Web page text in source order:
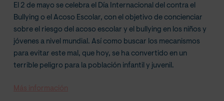
El 2 de mayo se celebra el Día Internacional del contra el
Bullying o el Acoso Escolar, con el objetivo de concienciar
sobre el riesgo del acoso escolar y el bullying en los niños y
jóvenes a nivel mundial. Así como buscar los mecanismos
para evitar este mal, que hoy, se ha convertido en un
terrible peligro para la población infantil y juvenil.
Más información